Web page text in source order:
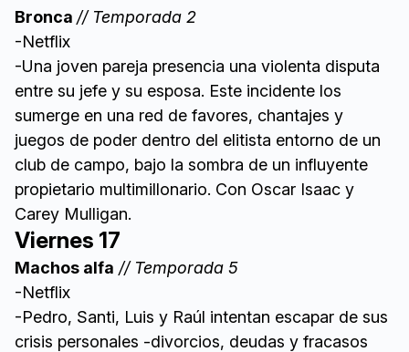
Bronca // Temporada 2
-Netflix
-Una joven pareja presencia una violenta disputa
entre su jefe y su esposa. Este incidente los
sumerge en una red de favores, chantajes y
juegos de poder dentro del elitista entorno de un
club de campo, bajo la sombra de un influyente
propietario multimillonario. Con Oscar Isaac y
Carey Mulligan.
Viernes 17
Machos alfa // Temporada 5
-Netflix
-Pedro, Santi, Luis y Raúl intentan escapar de sus
crisis personales -divorcios, deudas y fracasos